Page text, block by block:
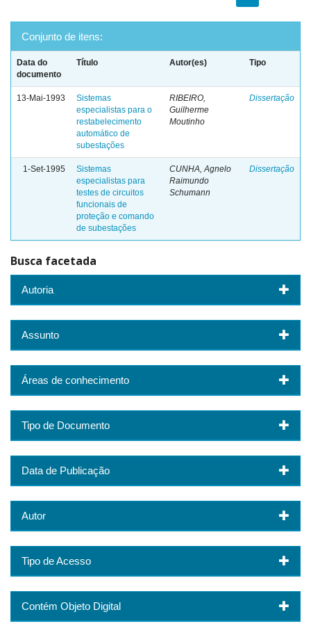
Conjunto de itens:
Data do
documento
Título Autor(es) Tipo
13-Mai-1993
Sistemas
especialistas para o
restabelecimento
automático de
subestações
RIBEIRO,
Guilherme
Moutinho
Dissertação
1-Set-1995
Sistemas
especialistas para
testes de circuitos
funcionais de
proteção e comando
de subestações
CUNHA, Agnelo
Raimundo
Schumann
Dissertação
Busca facetada
Autoria
Assunto
Áreas de conhecimento
Tipo de Documento
Data de Publicação
Autor
Tipo de Acesso
Contém Objeto Digital